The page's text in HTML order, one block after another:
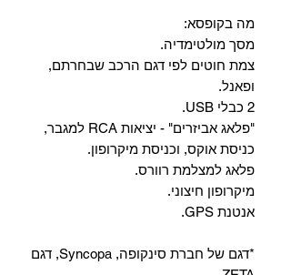
מה בקופסא:
מסך מולטימדיה.
צמת חוטים לפי דגם הרכב שבחרתם,
ופאנל.
2 כבלי USB.
"פלאג אביזרים" - יציאות RCA למגבר,
כניסת אוקס, וכניסת מיקרופון.
פלאג למצלמת רוורס.
מיקרופון חיצוני.
אנטנת GPS.
*דגם של חברת סינקופה, Syncopa, דגם